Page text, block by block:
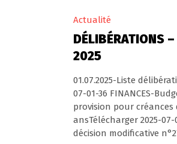
Actualité
DÉLIBÉRATIONS
2025
01.07.2025-Liste
07-01-36 FINANCES-
provision pour
ansTélécharger 2025-07-
décision modificative